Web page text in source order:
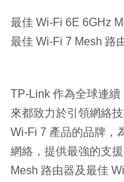
最佳 Wi-Fi 6E 6GHz
最佳 Wi-Fi 7 Mesh 路
TP-Link 作為全球連續
來都致力於引領網絡
Wi-Fi 7 產品的品牌，
網絡，提供最強的支
Mesh 路由器及最佳